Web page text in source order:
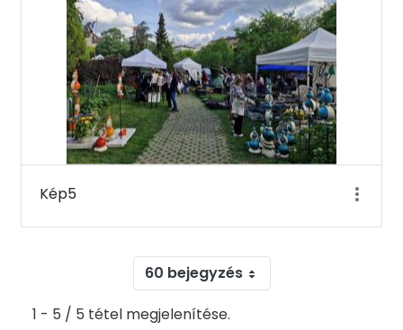
Kép5
60 bejegyzés
1 - 5 / 5 tétel megjelenítése.